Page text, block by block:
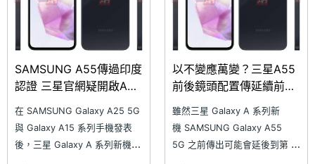
SAMSUNG A55傳過印度
認證 三星官網疑開啟A35
支援頁面
在 SAMSUNG Galaxy A25 5G
與 Galaxy A15 系列手機發表
後，三星 Galaxy A 系列新機預
以不變應萬變？三星A55
前後鏡頭配置傳延續前代
規格
雖然三星 Galaxy A 系列新
機 SAMSUNG Galaxy A55
5G 之前傳出可能會延後到第 3